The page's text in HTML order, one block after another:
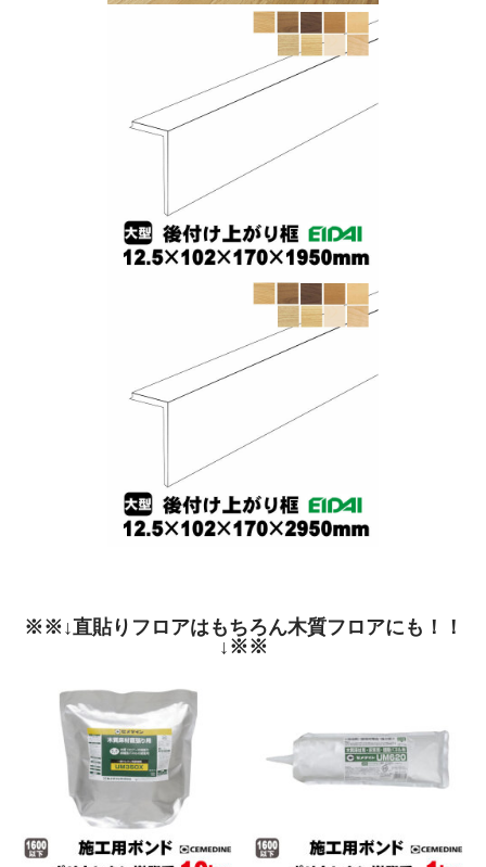
※※↓直貼りフロアはもちろん木質フロアにも！！
↓※※